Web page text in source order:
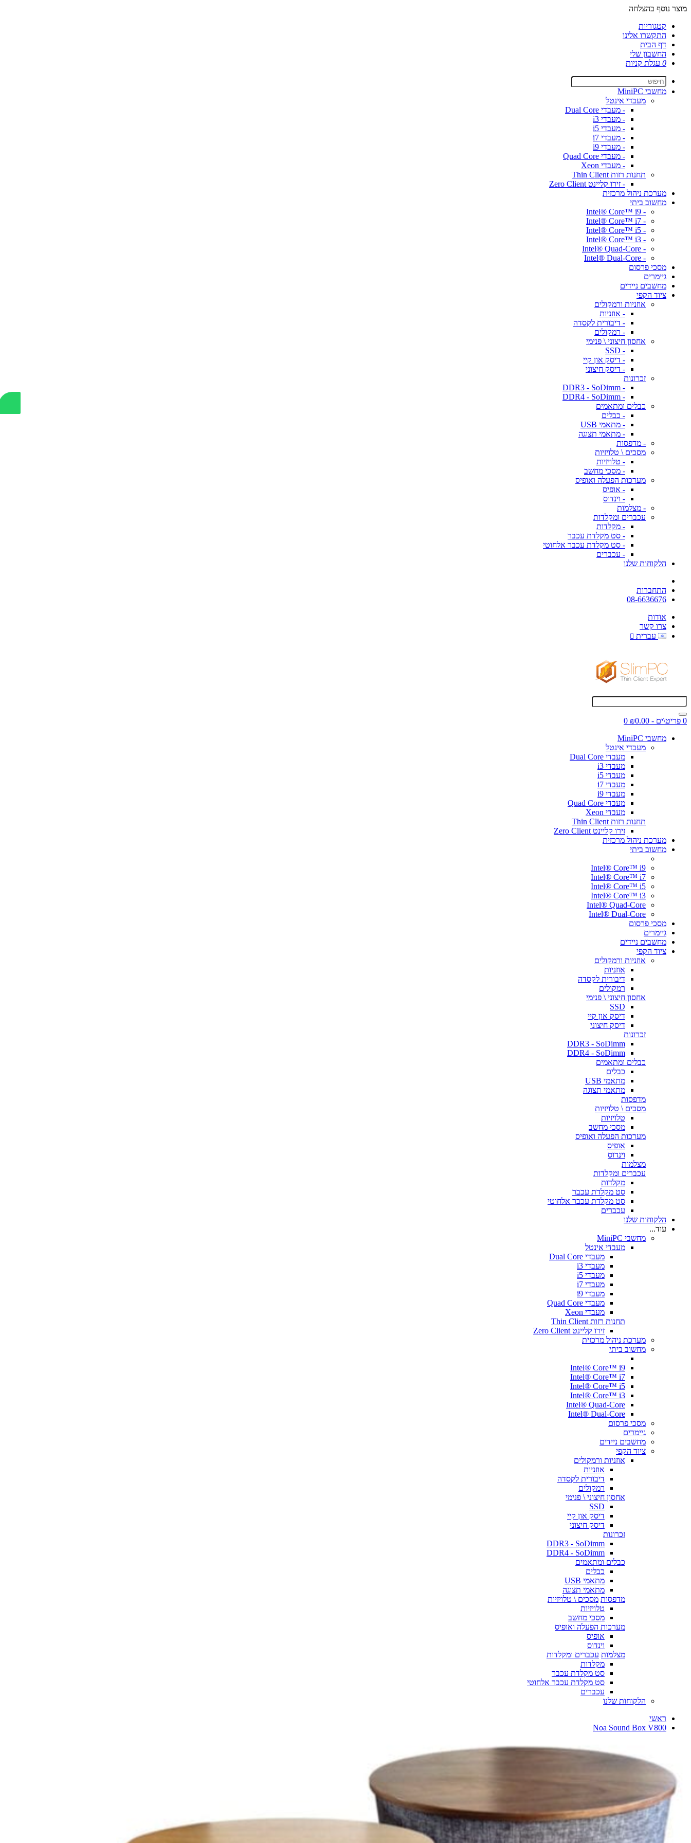
מוצר נוסף בהצלחה
קטגוריות
התקשרו אלינו
דף הבית
החשבון שלי
0 עגלת קניות
מחשבי MiniPC
מעבדי אינטל
- מעבדי Dual Core
- מעבדי i3
- מעבדי i5
- מעבדי i7
- מעבדי i9
- מעבדי Quad Core
- מעבדי Xeon
תחנות רזות Thin Client
- זירו קליינט Zero Client
מערכת ניהול מרכזית
מחשוב ביתי
- Intel® Core™ i9
- Intel® Core™ i7
- Intel® Core™ i5
- Intel® Core™ i3
- Intel® Quad-Core
- Intel® Dual-Core
מסכי פרסום
גיימרים
מחשבים ניידים
ציוד הקפי
אוזניות ורמקולים
- אוזניות
- דיבורית לקסדה
- רמקולים
אחסון חיצוני \ פנימי
- SSD
- דיסק און קיי
- דיסק חיצוני
זכרונות
- DDR3 - SoDimm
- DDR4 - SoDimm
כבלים ומתאמים
- כבלים
- מתאמי USB
- מתאמי תצוגה
- מדפסות
מסכים \ טלויזיות
- טלויזיות
- מסכי מחשב
מערכות הפעלה ואופיס
- אופיס
- וינדוס
- מצלמות
עכברים ומקלדות
- מקלדות
- סט מקלדת עכבר
- סט מקלדת עכבר אלחוטי
- עכברים
הלקוחות שלנו
התחברות
08-6636676
אודות
צרו קשר
עברית
0 פריט\ים - ₪0.00
0
מחשבי MiniPC
מעבדי אינטל
מעבדי Dual Core
מעבדי i3
מעבדי i5
מעבדי i7
מעבדי i9
מעבדי Quad Core
מעבדי Xeon
תחנות רזות Thin Client
זירו קליינט Zero Client
מערכת ניהול מרכזית
מחשוב ביתי
Intel® Core™ i9
Intel® Core™ i7
Intel® Core™ i5
Intel® Core™ i3
Intel® Quad-Core
Intel® Dual-Core
מסכי פרסום
גיימרים
מחשבים ניידים
ציוד הקפי
אוזניות ורמקולים
אוזניות
דיבורית לקסדה
רמקולים
אחסון חיצוני \ פנימי
SSD
דיסק און קיי
דיסק חיצוני
זכרונות
DDR3 - SoDimm
DDR4 - SoDimm
כבלים ומתאמים
כבלים
מתאמי USB
מתאמי תצוגה
מדפסות
מסכים \ טלויזיות
טלויזיות
מסכי מחשב
מערכות הפעלה ואופיס
אופיס
וינדוס
מצלמות
עכברים ומקלדות
מקלדות
סט מקלדת עכבר
סט מקלדת עכבר אלחוטי
עכברים
הלקוחות שלנו
עוד...
מחשבי MiniPC
מעבדי אינטל
מעבדי Dual Core
מעבדי i3
מעבדי i5
מעבדי i7
מעבדי i9
מעבדי Quad Core
מעבדי Xeon
תחנות רזות Thin Client
זירו קליינט Zero Client
מערכת ניהול מרכזית
מחשוב ביתי
Intel® Core™ i9
Intel® Core™ i7
Intel® Core™ i5
Intel® Core™ i3
Intel® Quad-Core
Intel® Dual-Core
מסכי פרסום
גיימרים
מחשבים ניידים
ציוד הקפי
אוזניות ורמקולים
אוזניות
דיבורית לקסדה
רמקולים
אחסון חיצוני \ פנימי
SSD
דיסק און קיי
דיסק חיצוני
זכרונות
DDR3 - SoDimm
DDR4 - SoDimm
כבלים ומתאמים
כבלים
מתאמי USB
מתאמי תצוגה
מדפסות מסכים \ טלויזיות
טלויזיות
מסכי מחשב
מערכות הפעלה ואופיס
אופיס
וינדוס
מצלמות עכברים ומקלדות
מקלדות
סט מקלדת עכבר
סט מקלדת עכבר אלחוטי
עכברים
הלקוחות שלנו
ראשי
Noa Sound Box V800